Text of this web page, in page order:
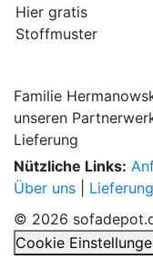
Hier gratis
Stoffmuster
Familie
unseren
Lieferung
Nützliche Links:
Über uns
Lieferung
© 2026
Cookie